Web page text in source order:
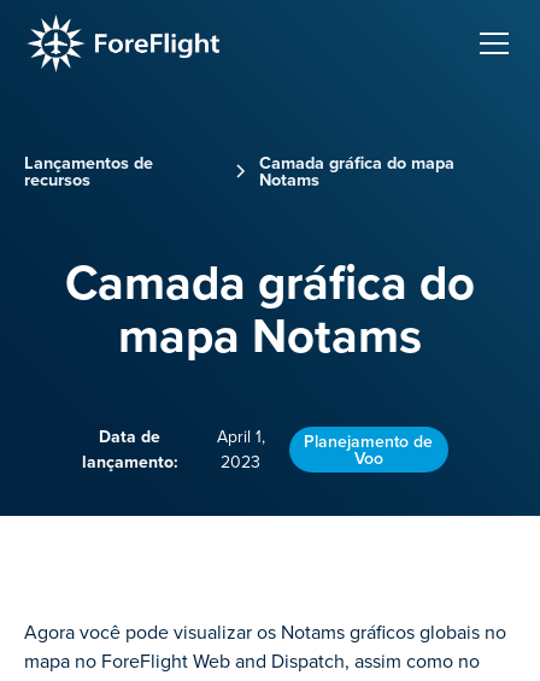
Lançamentos de
recursos
Camada gráfica do mapa
Notams
Camada gráfica do
mapa Notams
Data de
lançamento:
April 1,
2023
Planejamento de
Voo
Agora você pode visualizar os Notams gráficos globais no
mapa no ForeFlight Web and Dispatch, assim como no